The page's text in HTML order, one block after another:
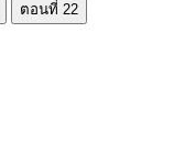
ตอนที่ 22